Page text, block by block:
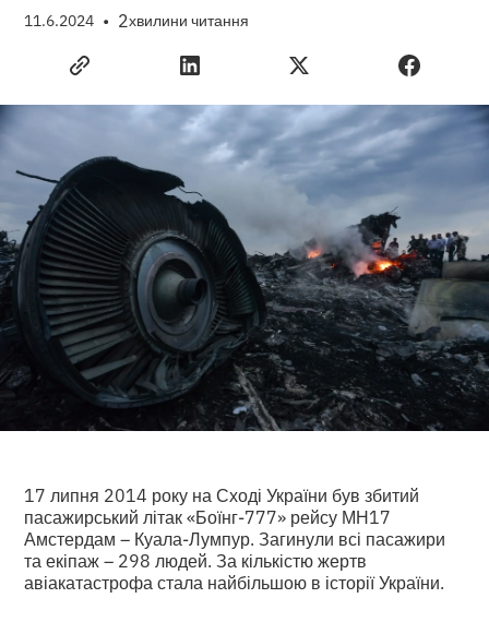
11.6.2024 • 2хвилини читання
17 липня 2014 року на Сході України був збитий
пасажирський літак «Боїнг-777» рейсу МН17
Амстердам – Куала-Лумпур. Загинули всі пасажири
та екіпаж – 298 людей. За кількістю жертв
авіакатастрофа стала найбільшою в історії України.